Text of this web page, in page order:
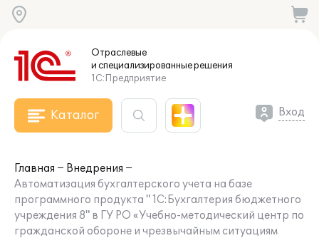
Отраслевые
и специализированныерешения
1С:Предприятие
Каталог Вход
Главная
Внедрения
Автоматизация бухгалтерского учета на базе
программного продукта " 1С:Бухгалтерия бюджетного
учреждения 8" в ГУ РО «Учебно-методический центр по
гражданской обороне и чрезвычайным ситуациям